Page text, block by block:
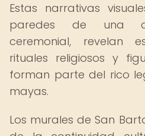
Estas narrativas
paredes de una
ceremonial, revelan
rituales religiosos y
forman parte del rico
mayas.
Los murales de San